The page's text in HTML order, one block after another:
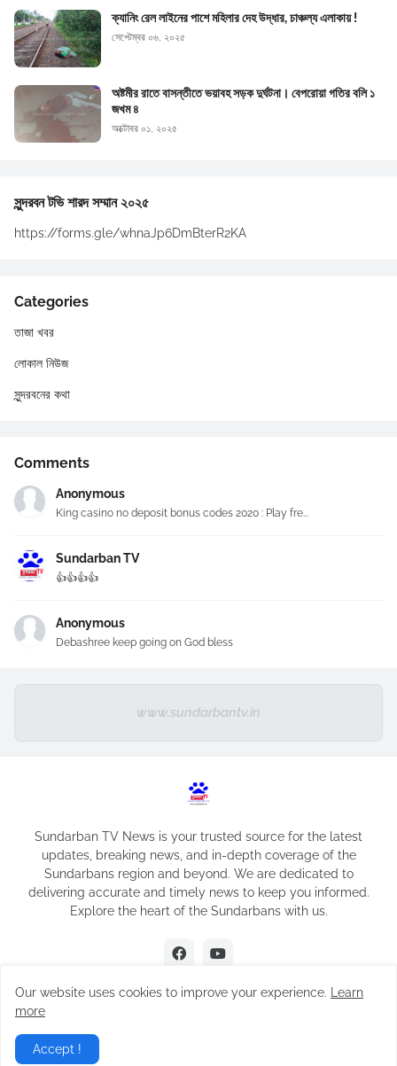
ক্যানিং রেল লাইনের পাশে মহিলার দেহ উদ্ধার, চাঞ্চল্য এলাকায় !
সেপ্টেম্বর ০৬, ২০২৫
অষ্টমীর রাতে বাসন্তীতে ভয়াবহ সড়ক দুর্ঘটনা। বেপরোয়া গতির বলি ১
জখম ৪
অক্টোবর ০১, ২০২৫
সুন্দরবন টভি শারদ সম্মান ২০২৫
https://forms.gle/whnaJp6DmBterR2KA
Categories
তাজা খবর
লোকাল নিউজ
সুন্দরবনের কথা
Comments
Anonymous
King casino no deposit bonus codes 2020 : Play fre...
Sundarban TV
👍👍👍👍
Anonymous
Debashree keep going on God bless
www.sundarbantv.in
Sundarban TV News is your trusted source for the latest
updates, breaking news, and in-depth coverage of the
Sundarbans region and beyond. We are dedicated to
delivering accurate and timely news to keep you informed.
Explore the heart of the Sundarbans with us.
Home
About
Our website uses cookies to improve your experience.
Learn
more
Accept !